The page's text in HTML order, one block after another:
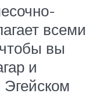
всеми
вы
и